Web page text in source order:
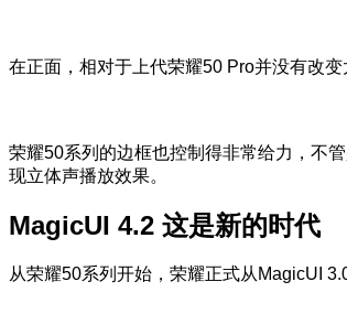
在正面，相对于上代荣耀50 Pro并没有改
荣耀50系列的边框也控制得非常给力，不
现立体声播放效果。
MagicUI 4.2 这是新的时代
从荣耀50系列开始，荣耀正式从MagicUI